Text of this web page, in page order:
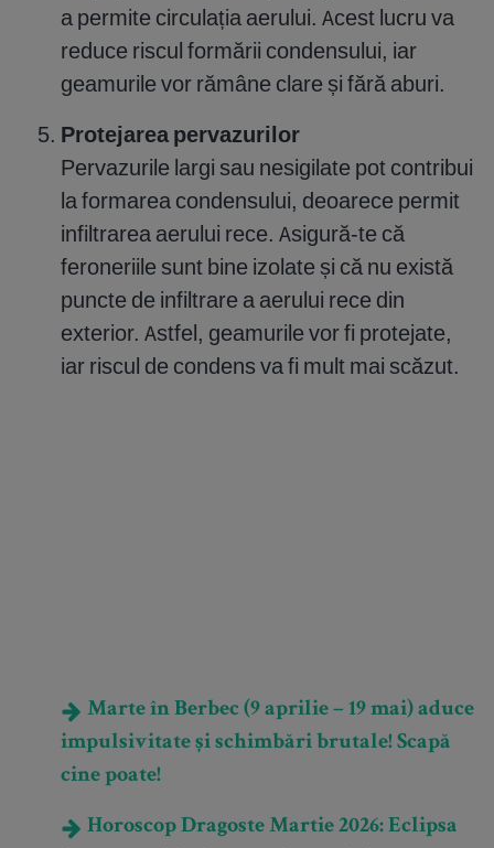
a permite circulația aerului. Acest lucru va
reduce riscul formării condensului, iar
geamurile vor rămâne clare și fără aburi.
Protejarea pervazurilor
Pervazurile largi sau nesigilate pot contribui
la formarea condensului, deoarece permit
infiltrarea aerului rece. Asigură-te că
feroneriile sunt bine izolate și că nu există
puncte de infiltrare a aerului rece din
exterior. Astfel, geamurile vor fi protejate,
iar riscul de condens va fi mult mai scăzut.
Marte în Berbec (9 aprilie – 19 mai) aduce
impulsivitate și schimbări brutale! Scapă
cine poate!
Horoscop Dragoste Martie 2026: Eclipsa